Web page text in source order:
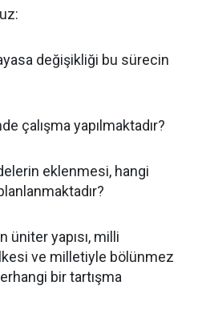
değişikliği bu sürecin
çalışma yapılmaktadır?
eklenmesi, hangi
üniter yapısı, milli
ve milletiyle bölünmez
bir tartışma